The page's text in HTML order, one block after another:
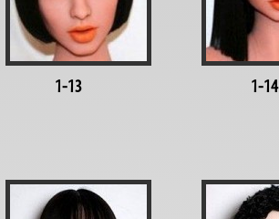
1-13 1-14